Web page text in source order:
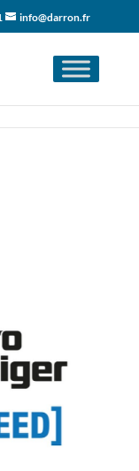
info@darron.fr